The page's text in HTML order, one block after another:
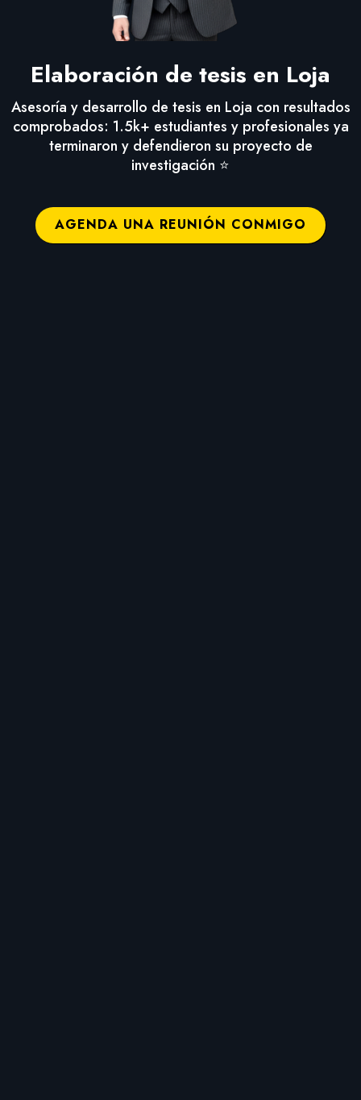
Elaboración de tesis en Loja
Asesoría y desarrollo de tesis en Loja con resultados
comprobados: 1.5k+ estudiantes y profesionales ya
terminaron y defendieron su proyecto de
investigación ⭐
AGENDA UNA REUNIÓN CONMIGO